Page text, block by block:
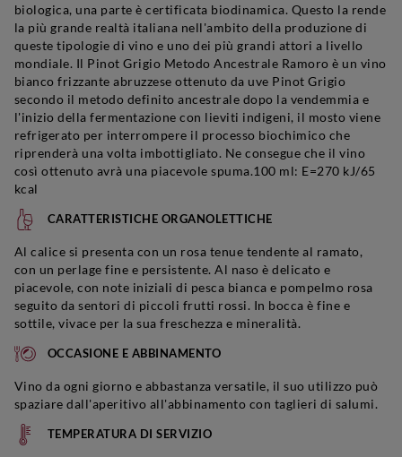
biologica, una parte è certificata biodinamica. Questo la rende
la più grande realtà italiana nell'ambito della produzione di
queste tipologie di vino e uno dei più grandi attori a livello
mondiale. Il Pinot Grigio Metodo Ancestrale Ramoro è un vino
bianco frizzante abruzzese ottenuto da uve Pinot Grigio
secondo il metodo definito ancestrale dopo la vendemmia e
l'inizio della fermentazione con lieviti indigeni, il mosto viene
refrigerato per interrompere il processo biochimico che
riprenderà una volta imbottigliato. Ne consegue che il vino
così ottenuto avrà una piacevole spuma.100 ml: E=270 kJ/65
kcal
CARATTERISTICHE ORGANOLETTICHE
Al calice si presenta con un rosa tenue tendente al ramato,
con un perlage fine e persistente. Al naso è delicato e
piacevole, con note iniziali di pesca bianca e pompelmo rosa
seguito da sentori di piccoli frutti rossi. In bocca è fine e
sottile, vivace per la sua freschezza e mineralità.
OCCASIONE E ABBINAMENTO
Vino da ogni giorno e abbastanza versatile, il suo utilizzo può
spaziare dall'aperitivo all'abbinamento con taglieri di salumi.
TEMPERATURA DI SERVIZIO